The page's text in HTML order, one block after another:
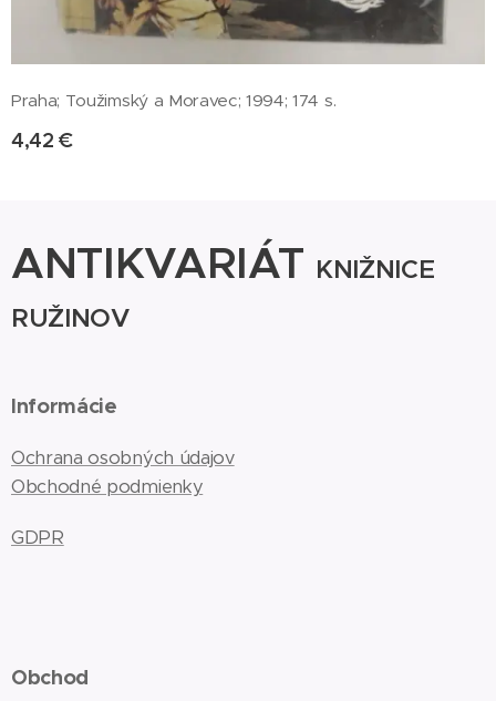
Praha; Toužimský a Moravec; 1994; 174 s.
4,42 €
ANTIKVARIÁT KNIŽNICE
RUŽINOV
Informácie
Ochrana osobných údajov
Obchodné podmienky
GDPR
Obchod